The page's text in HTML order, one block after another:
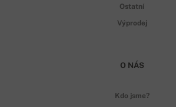
Ostatní
Výprodej
O NÁS
Kdo jsme?